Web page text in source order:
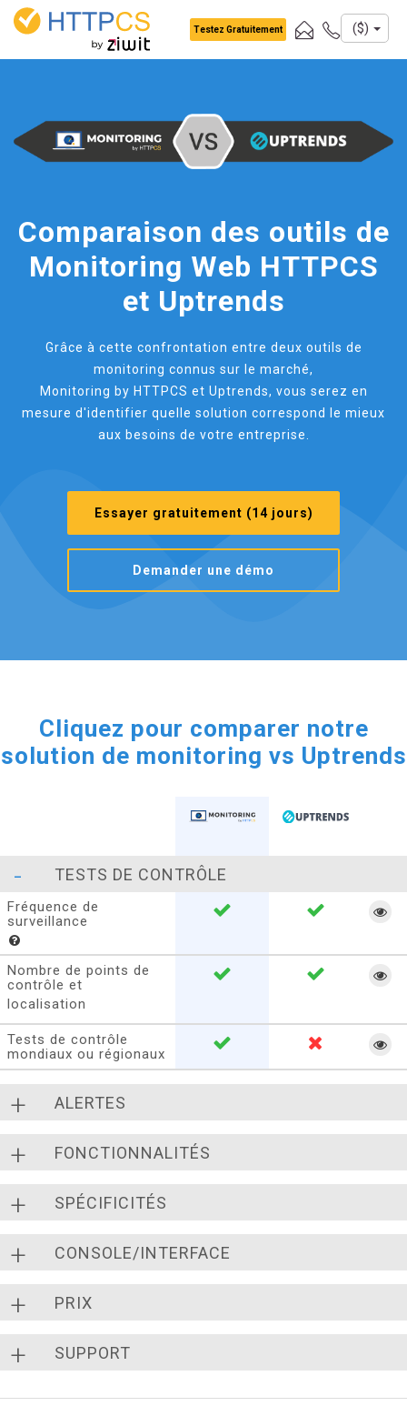
Testez Gratuitement ($)
Comparaison des outils de
Monitoring Web HTTPCS
et Uptrends
Grâce à cette confrontation entre deux outils de
monitoring connus sur le marché,
Monitoring by HTTPCS et Uptrends, vous serez en
mesure d'identifier quelle solution correspond le mieux
aux besoins de votre entreprise.
Essayer gratuitement (14 jours)
Demander une démo
Cliquez pour comparer notre
solution de monitoring vs Uptrends
TESTS DE CONTRÔLE
Fréquence de
surveillance
Nombre de points de
contrôle et
localisation
Tests de contrôle
mondiaux ou régionaux
ALERTES
FONCTIONNALITÉS
SPÉCIFICITÉS
CONSOLE/INTERFACE
PRIX
SUPPORT
Panneau de gestion des cookies